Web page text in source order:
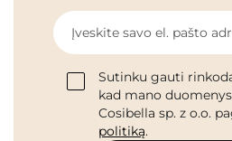
Įveskite savo el. pašto
Sutinku gauti
kad mano
Cosibella sp. z o.o.
politiką.